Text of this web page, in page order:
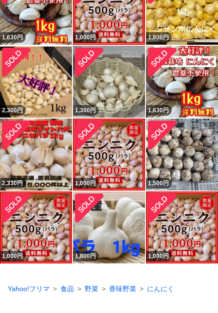
1,630円 1,000円 1,800円
2,300円 1,300円 1,630円
2,330円 1,000円 1,500円
1,000円 1,800円 1,000円
Yahoo!フリマ 食品 野菜 香味野菜 にんにく